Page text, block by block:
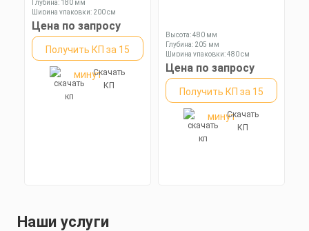
Глубина: 180 мм
Ширина упаковки: 200 см
Цена по запросу
Получить КП за 15
минутСкачать
КП
Высота: 480 мм
Глубина: 205 мм
Ширина упаковки: 480 см
Цена по запросу
Получить КП за 15
минутСкачать
КП
Наши услуги